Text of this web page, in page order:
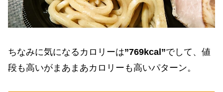
ちなみに気になるカロリーは”769kcal”でして、値
段も高いがまあまあカロリーも高いパターン。